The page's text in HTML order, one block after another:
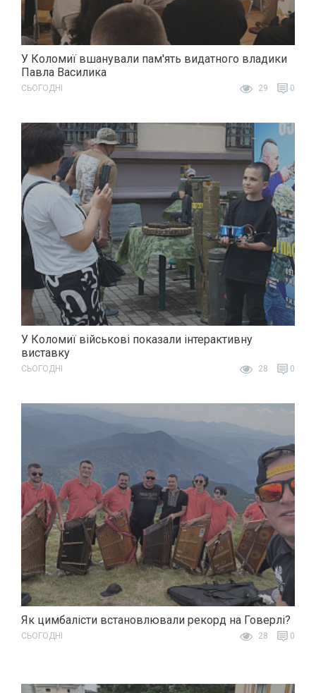
У Коломиї вшанували пам'ять видатного владики
Павла Василика
СЬОГОДНІ 29 0
У Коломиї військові показали інтерактивну
виставку
СЬОГОДНІ 28 0
Як цимбалісти встановлювали рекорд на Говерлі?
СЬОГОДНІ 28 0